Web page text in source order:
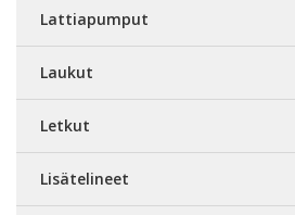
Lattiapumput
Laukut
Letkut
Lisätelineet